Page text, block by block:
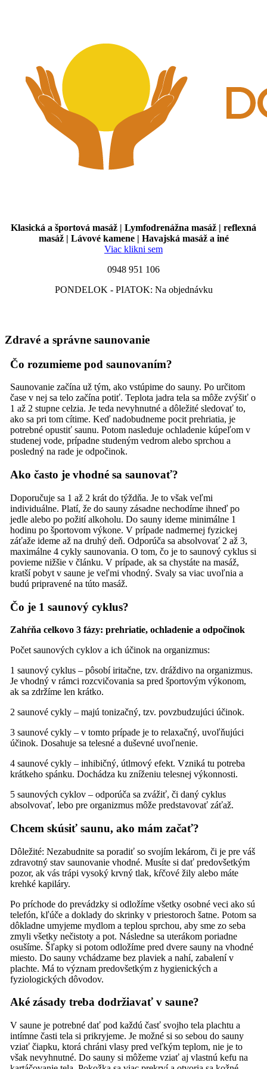
Klasická a športová masáž | Lymfodrenážna masáž | reflexná
masáž | Lávové kamene | Havajská masáž a iné
Viac klikni sem
0948 951 106
PONDELOK - PIATOK: Na objednávku
Zdravé a správne saunovanie
Čo rozumieme pod saunovaním?
Saunovanie začína už tým, ako vstúpime do sauny. Po určitom
čase v nej sa telo začína potiť. Teplota jadra tela sa môže zvýšiť o
1 až 2 stupne celzia. Je teda nevyhnutné a dôležité sledovať to,
ako sa pri tom cítime. Keď nadobudneme pocit prehriatia, je
potrebné opustiť saunu. Potom nasleduje ochladenie kúpeľom v
studenej vode, prípadne studeným vedrom alebo sprchou a
posledný na rade je odpočinok.
Ako často je vhodné sa saunovať?
Doporučuje sa 1 až 2 krát do týždňa. Je to však veľmi
individuálne. Platí, že do sauny zásadne nechodíme ihneď po
jedle alebo po požití alkoholu. Do sauny ideme minimálne 1
hodinu po športovom výkone. V prípade nadmernej fyzickej
záťaže ideme až na druhý deň. Odporúča sa absolvovať 2 až 3,
maximálne 4 cykly saunovania. O tom, čo je to saunový cyklus si
povieme nižšie v článku. V prípade, ak sa chystáte na masáž,
kratší pobyt v saune je veľmi vhodný. Svaly sa viac uvoľnia a
budú pripravené na túto masáž.
Čo je 1 saunový cyklus?
Zahŕňa celkovo 3 fázy: prehriatie, ochladenie a odpočinok
Počet saunových cyklov a ich účinok na organizmus:
1 saunový cyklus – pôsobí iritačne, tzv. dráždivo na organizmus.
Je vhodný v rámci rozcvičovania sa pred športovým výkonom,
ak sa zdržíme len krátko.
2 saunové cykly – majú tonizačný, tzv. povzbudzujúci účinok.
3 saunové cykly – v tomto prípade je to relaxačný, uvoľňujúci
účinok. Dosahuje sa telesné a duševné uvoľnenie.
4 saunové cykly – inhibičný, útlmový efekt. Vzniká tu potreba
krátkeho spánku. Dochádza ku zníženiu telesnej výkonnosti.
5 saunových cyklov – odporúča sa zvážiť, či daný cyklus
absolvovať, lebo pre organizmus môže predstavovať záťaž.
Chcem skúsiť saunu, ako mám začať?
Dôležité: Nezabudnite sa poradiť so svojím lekárom, či je pre váš
zdravotný stav saunovanie vhodné. Musíte si dať predovšetkým
pozor, ak vás trápi vysoký krvný tlak, kŕčové žily alebo máte
krehké kapiláry.
Po príchode do prevádzky si odložíme všetky osobné veci ako sú
telefón, kľúče a doklady do skrinky v priestoroch šatne. Potom sa
dôkladne umyjeme mydlom a teplou sprchou, aby sme zo seba
zmyli všetky nečistoty a pot. Následne sa uterákom poriadne
osušíme. Šľapky si potom odložíme pred dvere sauny na vhodné
miesto. Do sauny vchádzame bez plaviek a nahí, zabalení v
plachte. Má to význam predovšetkým z hygienických a
fyziologických dôvodov.
Aké zásady treba dodržiavať v saune?
V saune je potrebné dať pod každú časť svojho tela plachtu a
intímne časti tela si prikryjeme. Je možné si so sebou do sauny
vziať čiapku, ktorá chráni vlasy pred veľkým teplom, nie je to
však nevyhnutné. Do sauny si môžeme vziať aj vlastnú kefu na